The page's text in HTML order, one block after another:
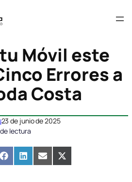
Móvil este
Errores a
Costa
23 de junio de 2025
lectura
Compartir
en
FacebookCompartir
en
LinkedInCompartir
en
EmailCompartir
en
X
(Twitter)